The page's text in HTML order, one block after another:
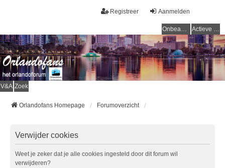
Aanmelden
Registreer
Onbeantwoorde onderwerpen Actieve onderwerpen
V&A Zoek
Orlandofans Homepage Forumoverzicht
Verwijder cookies
Weet je zeker dat je alle cookies ingesteld door dit forum wil
verwijderen?